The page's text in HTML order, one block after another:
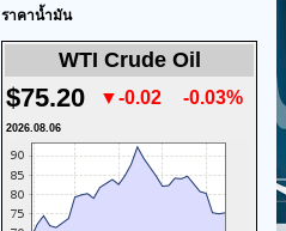
ราคาน้ำมัน
WTI Crude Oil
$75.20 ▼-0.02 -0.03%
2026.08.06